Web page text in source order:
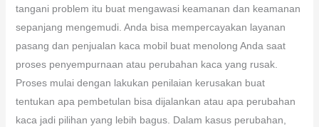
tangani problem itu buat mengawasi keamanan dan keamanan
sepanjang mengemudi. Anda bisa mempercayakan layanan
pasang dan penjualan kaca mobil buat menolong Anda saat
proses penyempurnaan atau perubahan kaca yang rusak.
Proses mulai dengan lakukan penilaian kerusakan buat
tentukan apa pembetulan bisa dijalankan atau apa perubahan
kaca jadi pilihan yang lebih bagus. Dalam kasus perubahan,